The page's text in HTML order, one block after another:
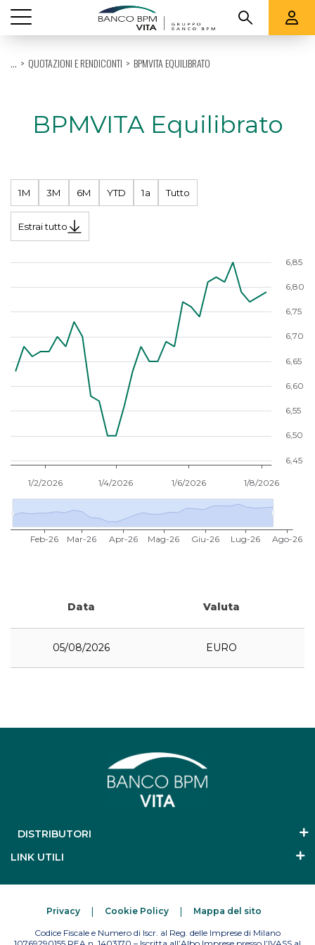
PRODOTTI
SUPPORTO
... QUOTAZIONI E RENDICONTI BPMVITA EQUILIBRATO
BPMVITA Equilibrato
1M 3M 6M YTD 1a Tutto
Estrai tutto
Data Valuta
05/08/2026 EURO
DISTRIBUTORI
LINK UTILI
Codice Fiscale e Numero di Iscr. al Reg. delle Imprese di Milano
Privacy Cookie Policy Mappa del sito